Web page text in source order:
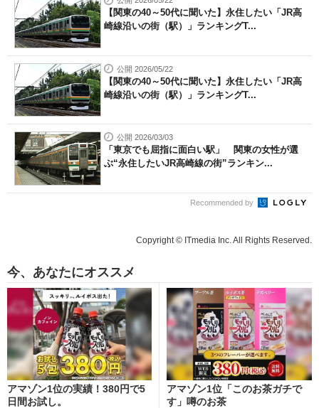
【関東の40～50代に聞いた】永住したい「JR高
崎線沿いの街（駅）」ランキングT...
公開 2026/05/22
【関東の40～50代に聞いた】永住したい「JR高
崎線沿いの街（駅）」ランキングT...
公開 2026/03/03
「東京でも屈指に面白い駅」 関東の女性が選
ぶ“永住したいJR高崎線の街”ランキン...
Recommended by
Copyright © ITmedia Inc. All Rights Reserved.
今、あなたにオススメ
アマゾン1位の実績！380円で5
日間お試し。
アマゾン1位「このお茶ガチで
す」噂のお茶